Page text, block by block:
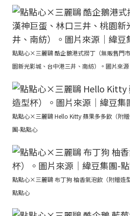
點點心×三麗鷗 酷企鵝港式撈丁（無販售門
園新光影城、台中港三井、南紡）。圖片來
點點心×三麗鷗 Hello Kitty 蘋果多多飲（附
團-點點心
點點心×三麗鷗 布丁狗 柚香氣泡飲（附贈造
點點心